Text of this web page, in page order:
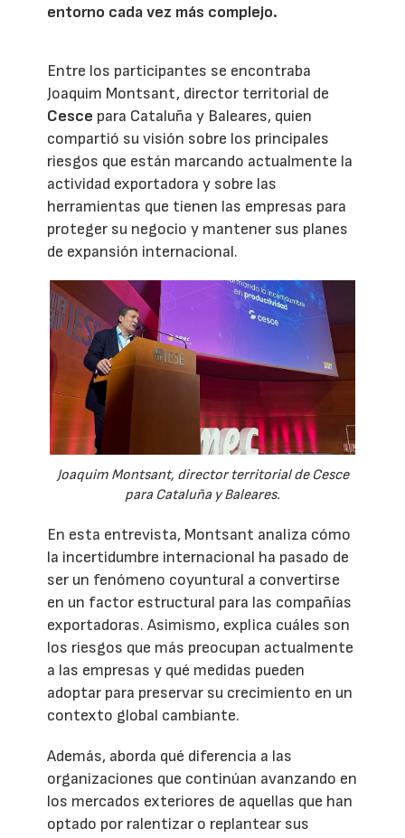
entorno cada vez más complejo.
Entre los participantes se encontraba
Joaquim Montsant, director territorial de
Cesce para Cataluña y Baleares, quien
compartió su visión sobre los principales
riesgos que están marcando actualmente la
actividad exportadora y sobre las
herramientas que tienen las empresas para
proteger su negocio y mantener sus planes
de expansión internacional.
Joaquim Montsant, director territorial de Cesce
para Cataluña y Baleares.
En esta entrevista, Montsant analiza cómo
la incertidumbre internacional ha pasado de
ser un fenómeno coyuntural a convertirse
en un factor estructural para las compañías
exportadoras. Asimismo, explica cuáles son
los riesgos que más preocupan actualmente
a las empresas y qué medidas pueden
adoptar para preservar su crecimiento en un
contexto global cambiante.
Además, aborda qué diferencia a las
organizaciones que continúan avanzando en
los mercados exteriores de aquellas que han
optado por ralentizar o replantear sus